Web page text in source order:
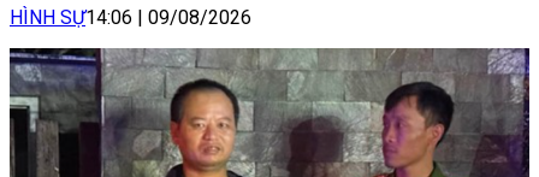
HÌNH SỰ14:06 09/08/2026